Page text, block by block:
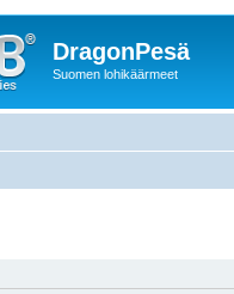
DragonPesä
Suomen lohikäärmeet